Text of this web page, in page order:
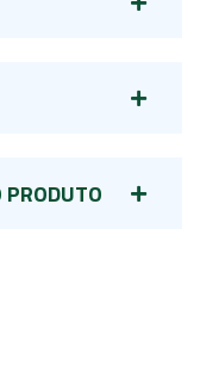
PRODUTO